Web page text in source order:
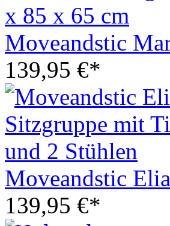
Moveandstic
139,95 €*
Moveandstic
139,95 €*